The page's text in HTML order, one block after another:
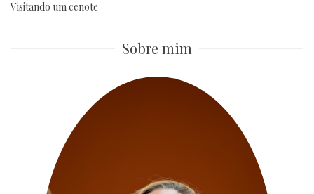
Visitando um cenote
Sobre mim